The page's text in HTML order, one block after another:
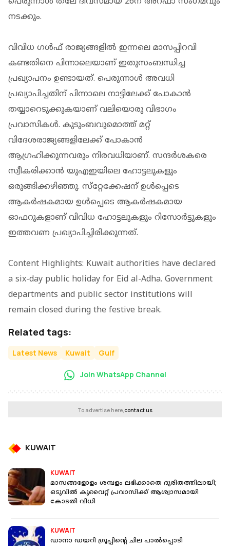
നടക്കും.
വിവിധ ഗള്‍ഫ് രാജ്യങ്ങളില്‍ ഇന്നലെ മാസപ്പിറവി
കണ്ടതിനെ പിന്നാലെയാണ് ഇതുസംബന്ധിച്ച
പ്രഖ്യാപനം ഉണ്ടായത്. പെരുന്നാള്‍ അവധി
പ്രഖ്യാപിച്ചതിന് പിന്നാലെ നാട്ടിലേക്ക് പോകാന്‍
തയ്യാറെടുക്കുകയാണ് വലിയൊരു വിഭാഗം
പ്രവാസികള്‍. കുടുംബവുമൊത്ത് മറ്റ്
വിദേശരാജ്യങ്ങളിലേക്ക് പോകാന്‍
ആഗ്രഹിക്കുന്നവരും നിരവധിയാണ്. സന്ദര്‍ശകരെ
സ്വീകരിക്കാന്‍ യുഎഇയിലെ ഹോട്ടലുകളും
ഒരുങ്ങിക്കഴിഞ്ഞു. സ്‌റ്റേക്കേഷന് ഉള്‍പ്പെടെ
ആകര്‍ഷകമായ ഉള്‍പ്പെടെ ആകര്‍ഷകമായ
ഓഫറുകളാണ് വിവിധ ഹോട്ടലുകളും റിസോര്‍ട്ടുകളും
ഇത്തവണ പ്രഖ്യാപിച്ചിരിക്കുന്നത്.
Content Highlights: Kuwait authorities have declared
a six-day public holiday for Eid al-Adha. Government
departments and public sector institutions will
remain closed during the festive break.
Related tags:
Latest News Kuwait Gulf
Join WhatsApp Channel
To advertise here,contact us
KUWAIT
KUWAIT
മാസങ്ങളോളം ശമ്പളം ലഭിക്കാതെ ദുരിതത്തിലായി;
ഒടുവിൽ കുവൈറ്റ് പ്രവാസിക്ക് ​ആശ്വാസമായി
കോടതി വിധി
KUWAIT
ഡാനാ ഡയറി ഗ്രൂപ്പിന്റെ ചില പാല്‍പ്പൊടി